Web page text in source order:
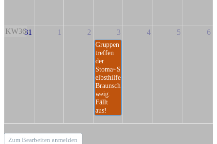
KW3631 1 2 3
Gruppen
treffen
der
Stoma~S
elbsthilfe
Braunsch
weig.
Fällt
aus!
4 5 6
Zum Bearbeiten anmelden